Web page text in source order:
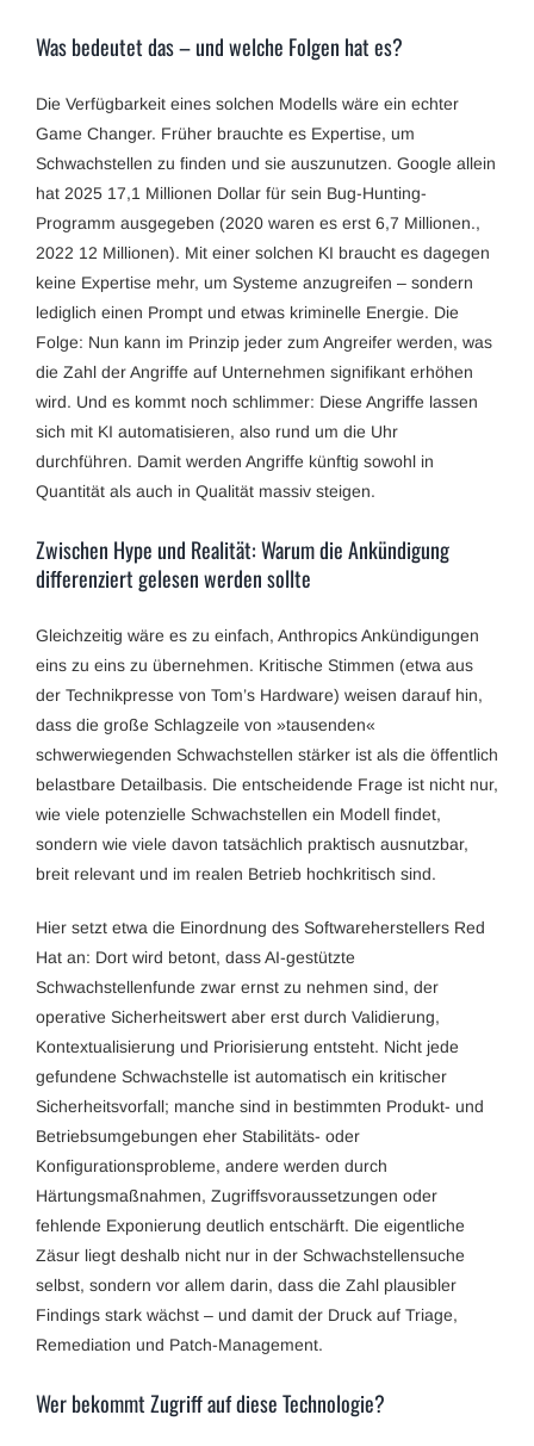
Was bedeutet das – und welche Folgen hat es?
Die Verfügbarkeit eines solchen Modells wäre ein echter
Game Changer. Früher brauchte es Expertise, um
Schwachstellen zu finden und sie auszunutzen. Google allein
hat 2025 17,1 Millionen Dollar für sein Bug-Hunting-
Programm ausgegeben (2020 waren es erst 6,7 Millionen.,
2022 12 Millionen). Mit einer solchen KI braucht es dagegen
keine Expertise mehr, um Systeme anzugreifen – sondern
lediglich einen Prompt und etwas kriminelle Energie. Die
Folge: Nun kann im Prinzip jeder zum Angreifer werden, was
die Zahl der Angriffe auf Unternehmen signifikant erhöhen
wird. Und es kommt noch schlimmer: Diese Angriffe lassen
sich mit KI automatisieren, also rund um die Uhr
durchführen. Damit werden Angriffe künftig sowohl in
Quantität als auch in Qualität massiv steigen.
Zwischen Hype und Realität: Warum die Ankündigung
differenziert gelesen werden sollte
Gleichzeitig wäre es zu einfach, Anthropics Ankündigungen
eins zu eins zu übernehmen. Kritische Stimmen (etwa aus
der Technikpresse von Tom’s Hardware) weisen darauf hin,
dass die große Schlagzeile von »tausenden«
schwerwiegenden Schwachstellen stärker ist als die öffentlich
belastbare Detailbasis. Die entscheidende Frage ist nicht nur,
wie viele potenzielle Schwachstellen ein Modell findet,
sondern wie viele davon tatsächlich praktisch ausnutzbar,
breit relevant und im realen Betrieb hochkritisch sind.
Hier setzt etwa die Einordnung des Softwareherstellers Red
Hat an: Dort wird betont, dass AI-gestützte
Schwachstellenfunde zwar ernst zu nehmen sind, der
operative Sicherheitswert aber erst durch Validierung,
Kontextualisierung und Priorisierung entsteht. Nicht jede
gefundene Schwachstelle ist automatisch ein kritischer
Sicherheitsvorfall; manche sind in bestimmten Produkt- und
Betriebsumgebungen eher Stabilitäts- oder
Konfigurationsprobleme, andere werden durch
Härtungsmaßnahmen, Zugriffsvoraussetzungen oder
fehlende Exponierung deutlich entschärft. Die eigentliche
Zäsur liegt deshalb nicht nur in der Schwachstellensuche
selbst, sondern vor allem darin, dass die Zahl plausibler
Findings stark wächst – und damit der Druck auf Triage,
Remediation und Patch-Management.
Wer bekommt Zugriff auf diese Technologie?